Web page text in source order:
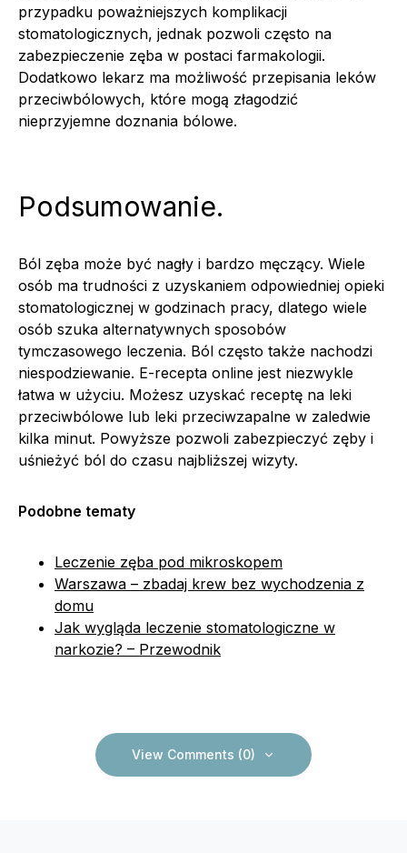
przypadku poważniejszych komplikacji
stomatologicznych, jednak pozwoli często na
zabezpieczenie zęba w postaci farmakologii.
Dodatkowo lekarz ma możliwość przepisania leków
przeciwbólowych, które mogą złagodzić
nieprzyjemne doznania bólowe.
Podsumowanie.
Ból zęba może być nagły i bardzo męczący. Wiele
osób ma trudności z uzyskaniem odpowiedniej opieki
stomatologicznej w godzinach pracy, dlatego wiele
osób szuka alternatywnych sposobów
tymczasowego leczenia. Ból często także nachodzi
niespodziewanie. E-recepta online jest niezwykle
łatwa w użyciu. Możesz uzyskać receptę na leki
przeciwbólowe lub leki przeciwzapalne w zaledwie
kilka minut. Powyższe pozwoli zabezpieczyć zęby i
uśnieżyć ból do czasu najbliższej wizyty.
Podobne tematy
Leczenie zęba pod mikroskopem
Warszawa – zbadaj krew bez wychodzenia z
domu
Jak wygląda leczenie stomatologiczne w
narkozie? – Przewodnik
View Comments (0)